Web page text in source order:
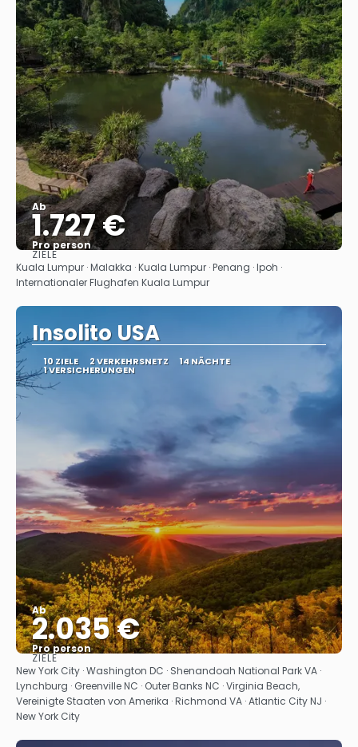
Ab
1.727 €
Pro person
Sehen
ZIELE
Kuala Lumpur · Malakka · Kuala Lumpur · Penang · Ipoh ·
Internationaler Flughafen Kuala Lumpur
Insolito USA
10 ZIELE 2 VERKEHRSNETZ 14 NÄCHTE
1 VERSICHERUNGEN
Ab
2.035 €
Pro person
Sehen
ZIELE
New York City · Washington DC · Shenandoah National Park VA ·
Lynchburg · Greenville NC · Outer Banks NC · Virginia Beach,
Vereinigte Staaten von Amerika · Richmond VA · Atlantic City NJ ·
New York City